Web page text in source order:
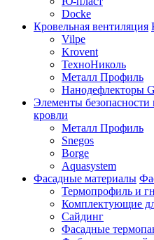
Docke
Кровельная вентиляция
Vilpe
Krovent
ТехноНиколь
Металл Профиль
Нанодефлекторы
Элементы безопасности
кровли
Металл Профиль
Snegos
Borge
Aquasystem
Фасадные материалы
Термопрофиль и
Комплектующие
Сайдинг
Фасадные